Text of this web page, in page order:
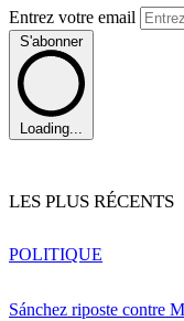
Entrez votre email
S'abonner
Loading...
LES PLUS RÉCENTS
Sánchez riposte contre
POLITIQUE